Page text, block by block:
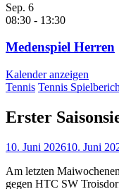
Sep. 6
08:30 - 13:30
Medenspiel Herren
Kalender anzeigen
Tennis Tennis
Erster
10. Juni 202610. Juni
Am letzten
gegen HTC SW